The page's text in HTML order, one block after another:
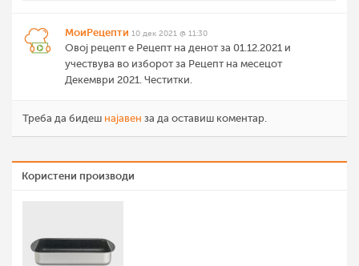
МоиРецепти 10 дек 2021 @ 11:30
Овој рецепт е Рецепт на денот за 01.12.2021 и
учествува во изборот за Рецепт на месецот
Декември 2021. Честитки.
Треба да бидеш најавен за да оставиш коментар.
Користени производи